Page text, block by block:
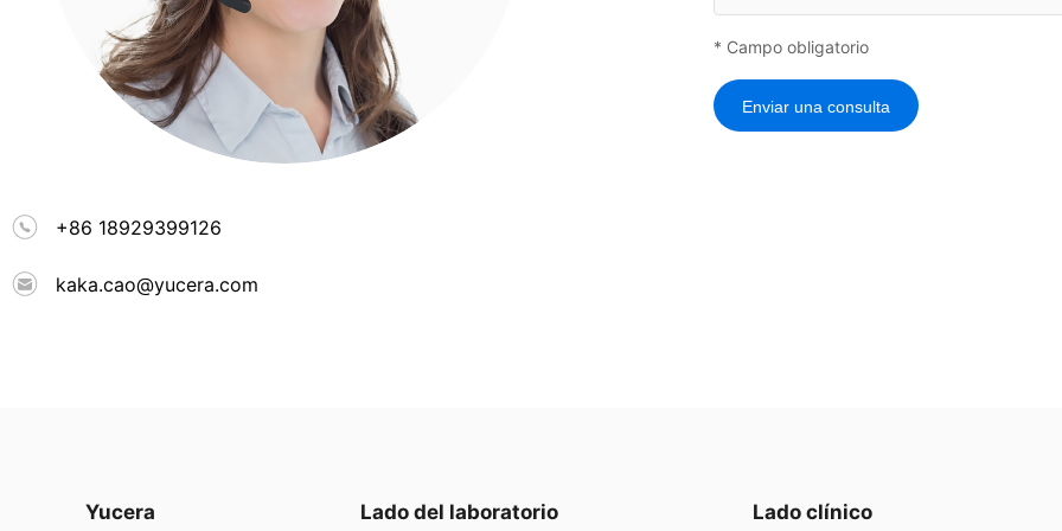
+86 18929399126
kaka.cao@yucera.com
* Campo obligatorio
Enviar una consulta
Yucera Lado del laboratorio Lado clínico